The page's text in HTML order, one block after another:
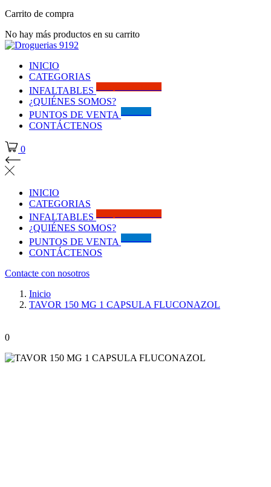
Carrito de compra
No hay más productos en su carrito
INICIO
CATEGORIAS
INFALTABLES
¿QUIÉNES SOMOS?
PUNTOS DE VENTA
CONTÁCTENOS
0
INICIO
CATEGORIAS
INFALTABLES
¿QUIÉNES SOMOS?
PUNTOS DE VENTA
CONTÁCTENOS
Contacte con nosotros
Inicio
TAVOR 150 MG 1 CAPSULA FLUCONAZOL
0